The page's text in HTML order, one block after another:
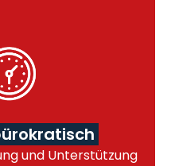
und Unterstützung